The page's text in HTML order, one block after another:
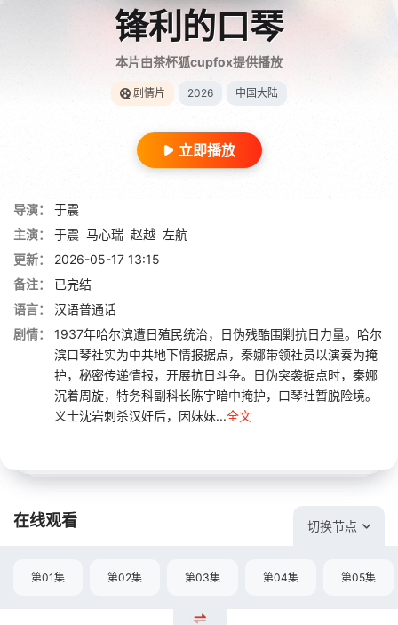
锋利的口琴
本片由茶杯狐cupfox提供播放
剧情片 2026 中国大陆
立即播放
导演：
于震
主演：
于震 马心瑞 赵越 左航
更新：
2026-05-17 13:15
备注：
已完结
语言：
汉语普通话
剧情：
1937年哈尔滨遭日殖民统治，日伪残酷围剿抗日力量。哈尔
滨口琴社实为中共地下情报据点，秦娜带领社员以演奏为掩
护，秘密传递情报，开展抗日斗争。日伪突袭据点时，秦娜
沉着周旋，特务科副科长陈宇暗中掩护，口琴社暂脱险境。
义士沈岩刺杀汉奸后，因妹妹...全文
在线观看 切换节点
第01集 第02集 第03集 第04集 第05集